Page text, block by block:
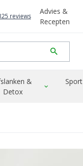
reviews
Advies &
Recepten
search
&
Detox
expand_more
Sport